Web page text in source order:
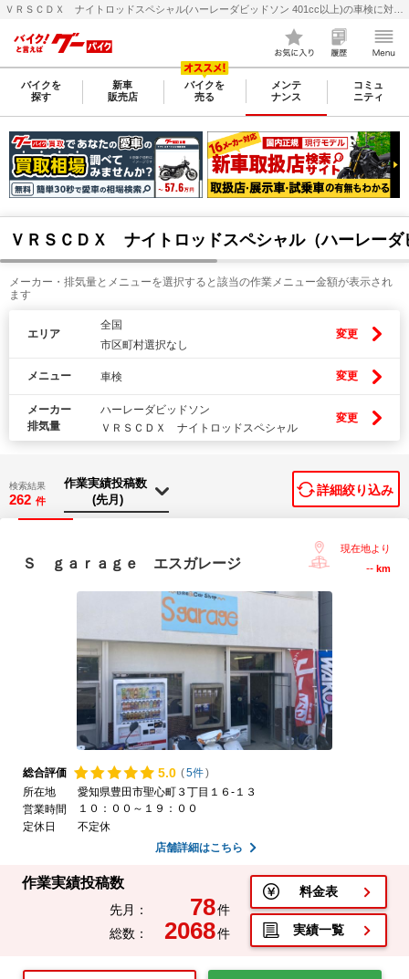
バイクを
探す
新車
販売店
バイクを
売る
メンテ
ナンス
コミュ
ニティ
ＶＲＳＣＤＸ ナイトロッドスペシャル（ハーレー
メーカー・排気量とメニューを選択すると該当の作業メニュー金額が表示され
ます
エリア
全国
市区町村選択なし
変更
メニュー 車検 変更
メーカー
排気量
ハーレーダビッドソン
ＶＲＳＣＤＸ ナイトロッドスペシャル
変更
検索結果
262 件
詳細絞り込み
Ｓ ｇａｒａｇｅ エスガレージ
現在地より
-- km
総合評価 5.0 (5件)
所在地
愛知県豊田市聖心町３丁目１６-１３
営業時間
１０：００～１９：００
定休日
不定休
店舗詳細はこちら
作業実績投稿数
先月： 78件
総数：
2068件
料金表
実績一覧